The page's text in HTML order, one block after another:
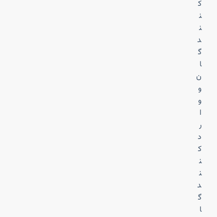
ک
ن
ن
د
گ
ا
ن
و
و
ا
ر
د
ک
ن
ن
د
گ
ا